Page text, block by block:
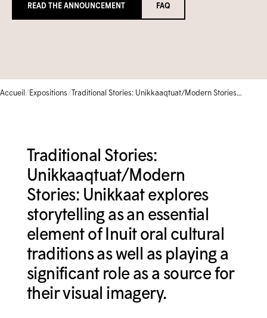
BOUTIQUE
Bibliothèque et archives
Série de films de David Hartman
Programmes accessibles
READ THE ANNOUNCEMENT FAQ
Accueil/Expositions/ Traditional Stories: Unikkaaqtuat/Modern Stories: Unikkaat
Traditional Stories:
Unikkaaqtuat/Modern
Stories: Unikkaat explores
storytelling as an essential
element of Inuit oral cultural
traditions as well as playing a
significant role as a source for
their visual imagery.